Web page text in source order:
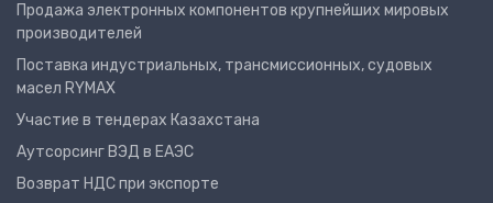
Продажа электронных компонентов крупнейших мировых
производителей
Поставка индустриальных, трансмиссионных, судовых
масел RYMAX
Участие в тендерах Казахстана
Аутсорсинг ВЭД в ЕАЭС
Возврат НДС при экспорте